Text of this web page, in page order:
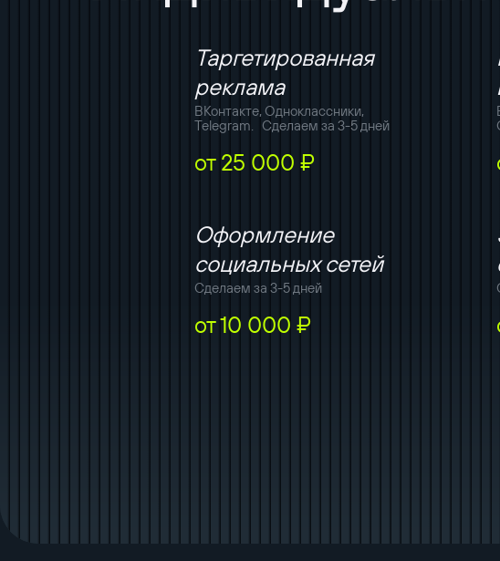
Таргетированная
реклама
ВКонтакте, Одноклассники,
Telegram. Сделаем за 3-5 дней
от 25 000 ₽
Оформление
социальных сетей
Сделаем за 3-5 дней
от 10 000 ₽